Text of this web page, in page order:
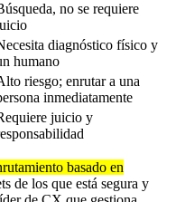
no se requiere
diagnóstico físico y
humano
riesgo; enrutar a una
inmediatamente
juicio y
basado en
de los que está segura y